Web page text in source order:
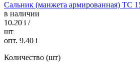
Сальник (манжета армированная) TC
в наличии
10.20 i /
шт
опт. 9.40 i
Количество (шт)